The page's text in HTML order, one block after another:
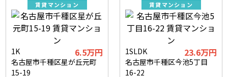
賃貸マンション
1K 6.5万円
名古屋市千種区星が丘元町
15-19
賃貸マンション
1SLDK 23.6万円
名古屋市千種区今池5丁目
16-22